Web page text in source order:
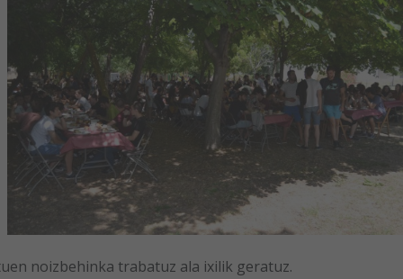
noizbehinka trabatuz ala ixilik geratuz.